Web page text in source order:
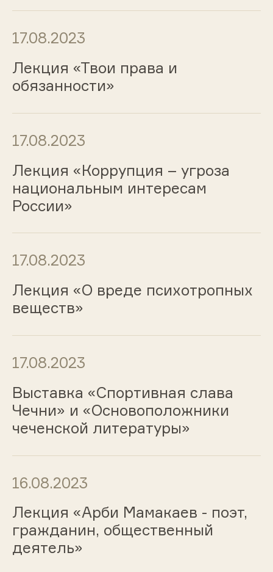
17.08.2023
Лекция «Твои права и
обязанности»
17.08.2023
Лекция «Коррупция – угроза
национальным интересам
России»
17.08.2023
Лекция «О вреде психотропных
веществ»
17.08.2023
Выставка «Спортивная слава
Чечни» и «Основоположники
чеченской литературы»
16.08.2023
Лекция «Арби Мамакаев - поэт,
гражданин, общественный
деятель»